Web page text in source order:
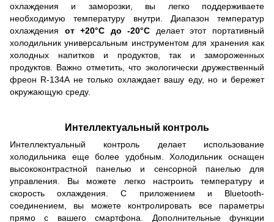
охлаждения и заморозки, вы легко поддерживаете
необходимую температуру внутри. Диапазон температур
охлаждения от +20°C до -20°C делает этот портативный
холодильник универсальным инструментом для хранения как
холодных напитков и продуктов, так и замороженных
продуктов. Важно отметить, что экологически дружественный
фреон R-134A не только охлаждает вашу еду, но и бережет
окружающую среду.
Интеллектуальный контроль
Интеллектуальный контроль делает использование
холодильника еще более удобным. Холодильник оснащен
высококонтрастной панелью и сенсорной панелью для
управления. Вы можете легко настроить температуру и
скорость охлаждения. С приложением и Bluetooth-
соединением, вы можете контролировать все параметры
прямо с вашего смартфона. Дополнительные функции